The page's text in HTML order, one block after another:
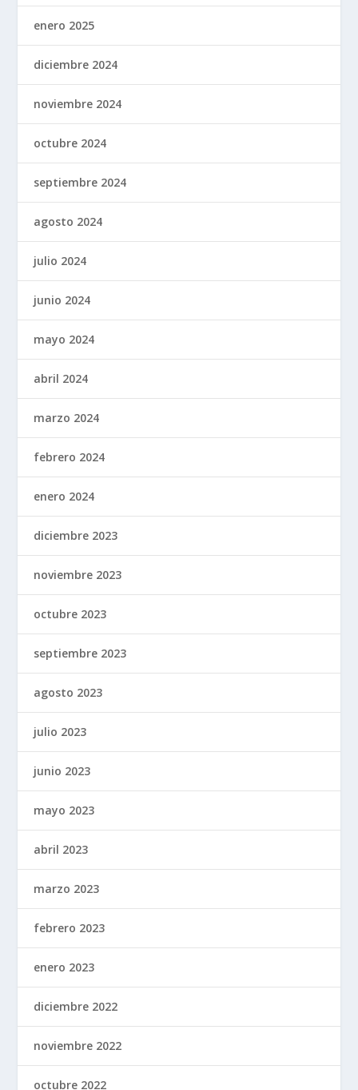
enero 2025
diciembre 2024
noviembre 2024
octubre 2024
septiembre 2024
agosto 2024
julio 2024
junio 2024
mayo 2024
abril 2024
marzo 2024
febrero 2024
enero 2024
diciembre 2023
noviembre 2023
octubre 2023
septiembre 2023
agosto 2023
julio 2023
junio 2023
mayo 2023
abril 2023
marzo 2023
febrero 2023
enero 2023
diciembre 2022
noviembre 2022
octubre 2022